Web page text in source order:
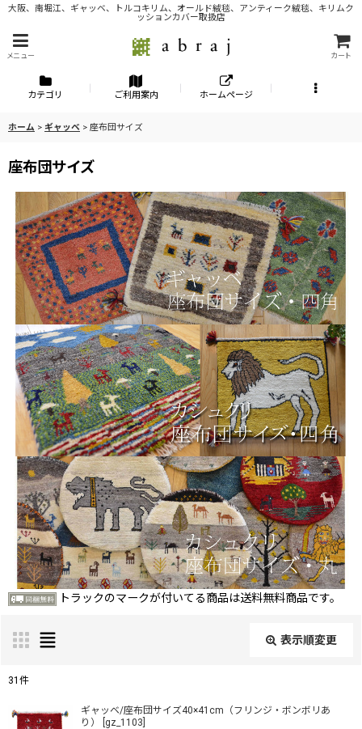
大阪、南堀江、ギャッベ、トルコキリム、オールド絨毯、アンティーク絨毯、キリムク
ッションカバー取扱店
メニュー カート
カテゴリ ご利用案内 ホームページ
ホーム > ギャッベ > 座布団サイズ
座布団サイズ
トラックのマークが付いてる商品は送料無料商品です。
表示順変更
31 件
ギャッベ/座布団サイズ40×41cm（フリンジ・ボンボリあ
り）
gz_1103